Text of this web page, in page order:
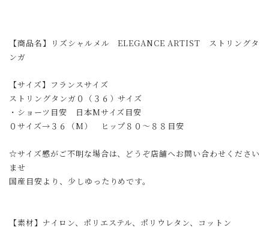
【商品名】リズシャルメル ELEGANCE ARTIST ストリングタ
ンガ
【サイズ】フランスサイズ
ストリングタンガ０（３６）サイズ
・ショーツ目安 日本Mサイズ目安
０サイズ→３６（M） ヒップ８０〜８８目安
☆サイズ感がご不明な場合は、どうぞ店舗へお問い合わせください
ませ
国産目安より、少しゆったりめです。
【素材】ナイロン、ポリエステル、ポリウレタン、コットン